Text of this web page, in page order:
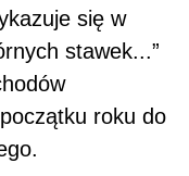
się w
stawek...”
roku do